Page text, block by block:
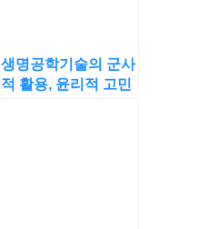
생명공학기술의 군사
적 활용, 윤리적 고민